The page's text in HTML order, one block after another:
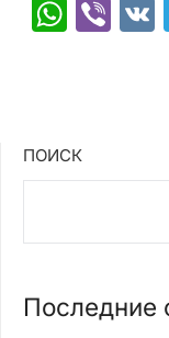
ПОИСК
Последние